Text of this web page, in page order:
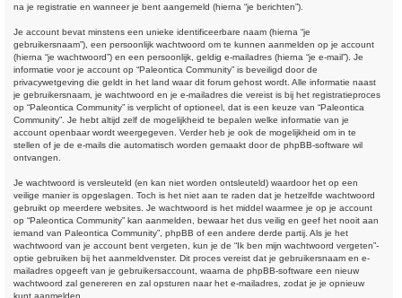
na je registratie en wanneer je bent aangemeld (hierna “je berichten”).
Je account bevat minstens een unieke identificeerbare naam (hierna “je
gebruikersnaam”), een persoonlijk wachtwoord om te kunnen aanmelden op je account
(hierna “je wachtwoord”) en een persoonlijk, geldig e-mailadres (hierna “je e-mail”). Je
informatie voor je account op “Paleontica Community” is beveiligd door de
privacywetgeving die geldt in het land waar dit forum gehost wordt. Alle informatie naast
je gebruikersnaam, je wachtwoord en je e-mailadres die vereist is bij het registratieproces
op “Paleontica Community” is verplicht of optioneel, dat is een keuze van “Paleontica
Community”. Je hebt altijd zelf de mogelijkheid te bepalen welke informatie van je
account openbaar wordt weergegeven. Verder heb je ook de mogelijkheid om in te
stellen of je de e-mails die automatisch worden gemaakt door de phpBB-software wil
ontvangen.
Je wachtwoord is versleuteld (en kan niet worden ontsleuteld) waardoor het op een
veilige manier is opgeslagen. Toch is het niet aan te raden dat je hetzelfde wachtwoord
gebruikt op meerdere websites. Je wachtwoord is het middel waarmee je op je account
op “Paleontica Community” kan aanmelden, bewaar het dus veilig en geef het nooit aan
iemand van Paleontica Community”, phpBB of een andere derde partij. Als je het
wachtwoord van je account bent vergeten, kun je de “Ik ben mijn wachtwoord vergeten”-
optie gebruiken bij het aanmeldvenster. Dit proces vereist dat je gebruikersnaam en e-
mailadres opgeeft van je gebruikersaccount, waarna de phpBB-software een nieuw
wachtwoord zal genereren en zal opsturen naar het e-mailadres, zodat je je opnieuw
kunt aanmelden.